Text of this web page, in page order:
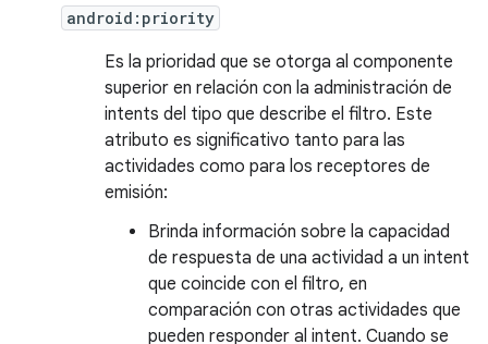
android:priority
Es la prioridad que se otorga al componente
superior en relación con la administración de
intents del tipo que describe el filtro. Este
atributo es significativo tanto para las
actividades como para los receptores de
emisión:
Brinda información sobre la capacidad
de respuesta de una actividad a un intent
que coincide con el filtro, en
comparación con otras actividades que
pueden responder al intent. Cuando se